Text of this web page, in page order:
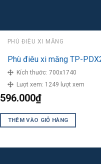
PHÙ ĐIÊU XI MĂNG
Phù điêu xi măng TP-
Kích thước: 700x1740
Lượt xem: 1249 lượt xem
596.000₫
THÊM VÀO GIỎ HÀNG